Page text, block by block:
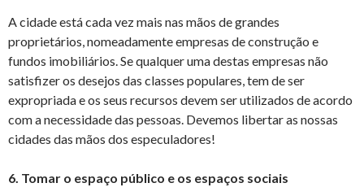
A cidade está cada vez mais nas mãos de grandes
proprietários, nomeadamente empresas de construção e
fundos imobiliários. Se qualquer uma destas empresas não
satisfizer os desejos das classes populares, tem de ser
expropriada e os seus recursos devem ser utilizados de acordo
com a necessidade das pessoas. Devemos libertar as nossas
cidades das mãos dos especuladores!
6. Tomar o espaço público e os espaços sociais